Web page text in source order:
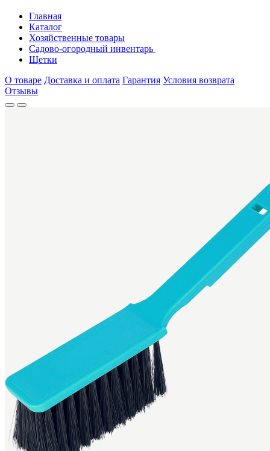
Главная
Каталог
Хозяйственные товары
Садово-огородный инвентарь
Щетки
О товаре Доставка и оплата Гарантия Условия возврата
Отзывы